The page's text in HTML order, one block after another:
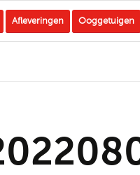
Afleveringen Ooggetuigen